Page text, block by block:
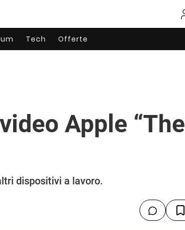
Tech Offerte
Apple “The
dispositivi a lavoro.